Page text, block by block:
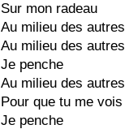
Sur mon radeau
Au milieu des autres
Au milieu des autres
Je penche
Au milieu des autres
Pour que tu me vois
Je penche